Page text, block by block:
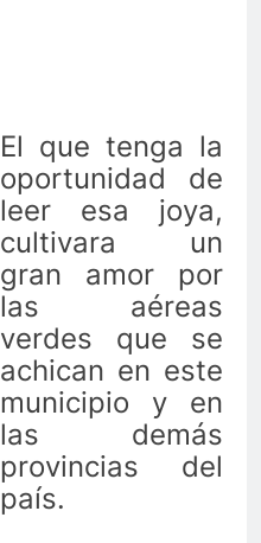
El que tenga la
oportunidad de
leer esa joya,
cultivara un
gran amor por
las aéreas
verdes que se
achican en este
municipio y en
las demás
provincias del
país.